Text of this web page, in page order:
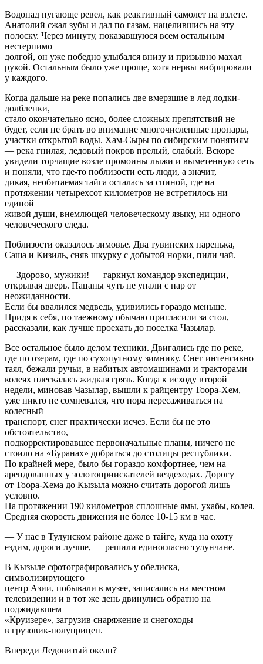
Водопад пугающе ревел, как реактивный самолет на взлете.
Анатолий сжал зубы и дал по газам, нацелившись на эту
полоску. Через минуту, показавшуюся всем остальным
нестерпимо
долгой, он уже победно улыбался внизу и призывно махал
рукой. Остальным было уже проще, хотя нервы вибрировали
у каждого.
Когда дальше на реке попались две вмерзшие в лед лодки-
долбленки,
стало окончательно ясно, более сложных препятствий не
будет, если не брать во внимание многочисленные пропары,
участки открытой воды. Хам-Сыры по сибирским понятиям
— река гнилая, ледовый покров прелый, слабый. Вскоре
увидели торчащие возле промоины лыжи и выметенную сеть
и поняли, что где-то поблизости есть люди, а значит,
дикая, необитаемая тайга осталась за спиной, где на
протяжении четырехсот километров не встретилось ни
единой
живой души, внемлющей человеческому языку, ни одного
человеческого следа.
Поблизости оказалось зимовье. Два тувинских паренька,
Саша и Кизиль, сняв шкурку с добытой норки, пили чай.
— Здорово, мужики! — гаркнул командор экспедиции,
открывая дверь. Пацаны чуть не упали с нар от
неожиданности.
Если бы ввалился медведь, удивились гораздо меньше.
Придя в себя, по таежному обычаю пригласили за стол,
рассказали, как лучше проехать до поселка Чазылар.
Все остальное было делом техники. Двигались где по реке,
где по озерам, где по сухопутному зимнику. Снег интенсивно
таял, бежали ручьи, в набитых автомашинами и тракторами
колеях плескалась жидкая грязь. Когда к исходу второй
недели, миновав Чазылар, вышли к райцентру Тоора-Хем,
уже никто не сомневался, что пора пересаживаться на
колесный
транспорт, снег практически исчез. Если бы не это
обстоятельство,
подкорректировавшее первоначальные планы, ничего не
стоило на «Буранах» добраться до столицы республики.
По крайней мере, было бы гораздо комфортнее, чем на
арендованных у золотоприискателей вездеходах. Дорогу
от Тоора-Хема до Кызыла можно считать дорогой лишь
условно.
На протяжении 190 километров сплошные ямы, ухабы, колея.
Средняя скорость движения не более 10-15 км в час.
— У нас в Тулунском районе даже в тайге, куда на охоту
ездим, дороги лучше, — решили единогласно тулунчане.
В Кызыле сфотографировались у обелиска,
символизирующего
центр Азии, побывали в музее, записались на местном
телевидении и в тот же день двинулись обратно на
поджидавшем
«Круизере», загрузив снаряжение и снегоходы
в грузовик-полуприцеп.
Впереди Ледовитый океан?